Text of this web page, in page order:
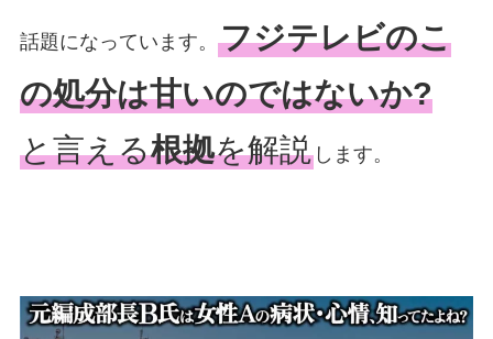
話題になっています。 フジテレビのこ
の処分は甘いのではないか?
と言える根拠を解説します。